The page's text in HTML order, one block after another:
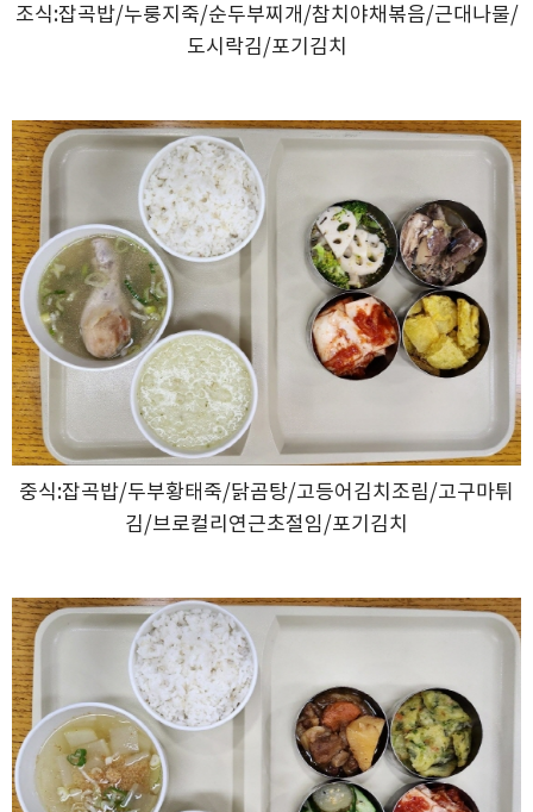
조식:잡곡밥/누룽지죽/순두부찌개/참치야채볶음/근대나물/
도시락김/포기김치
중식:잡곡밥/두부황태죽/닭곰탕/고등어김치조림/고구마튀
김/브로컬리연근초절임/포기김치